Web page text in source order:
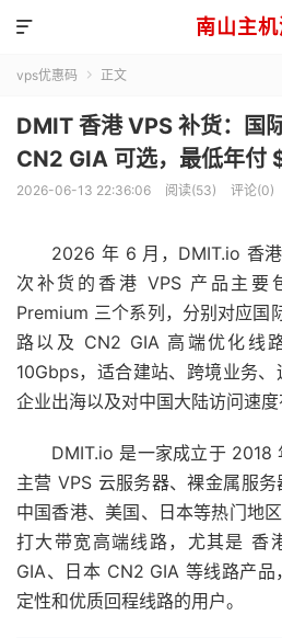
南山主

vps优惠码  正文
DMIT 香港 VPS 补货：国
CN2 GIA 可选，最低年付
2026-06-13 22:36:06 阅读(53) 评论(0)
2026 年 6 月，DMIT.io 香
次补货的香港 VPS 产品主要
Premium 三个系列，分别对应国
路以及 CN2 GIA 高端优化线
10Gbps，适合建站、跨境业务、
企业出海以及对中国大陆访问速度
DMIT.io 是一家成立于 2018
主营 VPS 云服务器、裸金属服
中国香港、美国、日本等热门地
打大带宽高端线路，尤其是 香
GIA、日本 CN2 GIA 等线路产
定性和优质回程线路的用户。